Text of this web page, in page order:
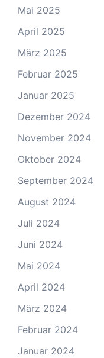
Mai 2025
April 2025
März 2025
Februar 2025
Januar 2025
Dezember 2024
November 2024
Oktober 2024
September 2024
August 2024
Juli 2024
Juni 2024
Mai 2024
April 2024
März 2024
Februar 2024
Januar 2024